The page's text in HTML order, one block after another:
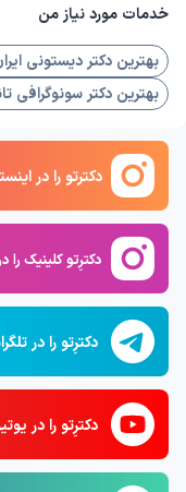
خدمات مورد نیاز من
بهترین دکتر دیستونی
بهترین دکتر سونوگرافی
دکترتو را در
دکترِتو کلینیک را
دکترِتو را در
دکترِتو را در